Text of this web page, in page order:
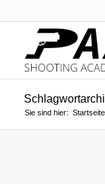
Sie sind hier: Startseite